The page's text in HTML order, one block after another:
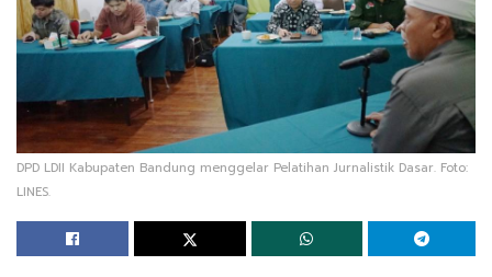
DPD LDII Kabupaten Bandung menggelar Pelatihan Jurnalistik Dasar. Foto:
LINES.